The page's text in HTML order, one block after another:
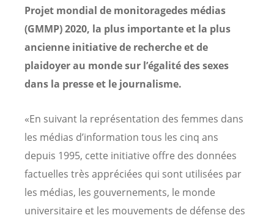
Projet mondial de monitoragedes médias
(GMMP) 2020, la plus importante et la plus
ancienne initiative de recherche et de
plaidoyer au monde sur l’égalité des sexes
dans la presse et le journalisme.
«En suivant la représentation des femmes dans
les médias d’information tous les cinq ans
depuis 1995, cette initiative offre des données
factuelles très appréciées qui sont utilisées par
les médias, les gouvernements, le monde
universitaire et les mouvements de défense des